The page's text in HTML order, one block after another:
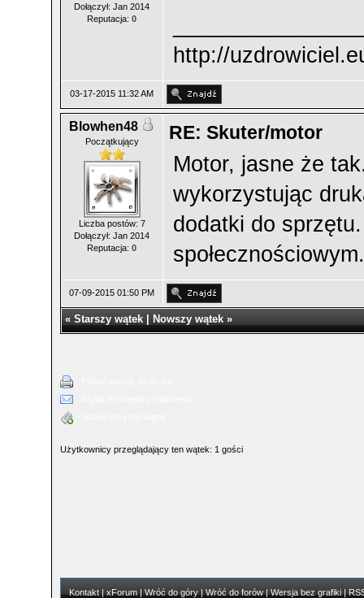
Dołączył: Jan 2014
Reputacja: 0
http://
03-17-2015 11:32 AM
Blowhen48
Początkujący
Liczba postów: 7
Dołączył: Jan 2014
Reputacja: 0
RE: Skuter/motor
Motor, jasne że
wykorzystując
dodatki do
społecznościowym.
07-09-2015 01:50 PM
« Starszy wątek| Nowszy wątek»
Użytkownicy przeglądający ten wątek: 1 gości
Kontakt| xForum| Wróć do góry| Wróć do forów| Wersja bez grafiki|